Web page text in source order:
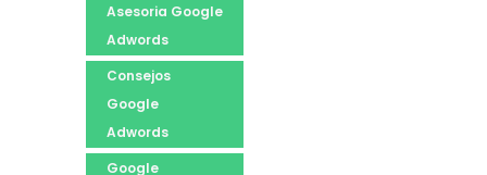
Asesoria Google
Adwords
Consejos
Google
Adwords
Google